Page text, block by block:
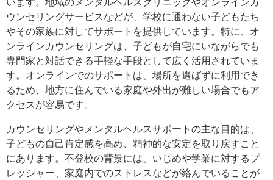
ウンセリングサービスなどが、学校に通わない子どもたち
やその家族に対してサポートを提供しています。特に、オ
ンラインカウンセリングは、子どもが自宅にいながらでも
専門家と対話できる手軽な手段として広く活用されていま
す。オンラインでのサポートは、場所を選ばずに利用でき
るため、地方に住んでいる家庭や外出が難しい場合でもア
クセスが容易です。
カウンセリングやメンタルヘルスサポートの主な目的は、
子どもの自己肯定感を高め、精神的な安定を取り戻すこと
にあります。不登校の背景には、いじめや学業に対するプ
レッシャー、家庭内でのストレスなどが絡んでいることが